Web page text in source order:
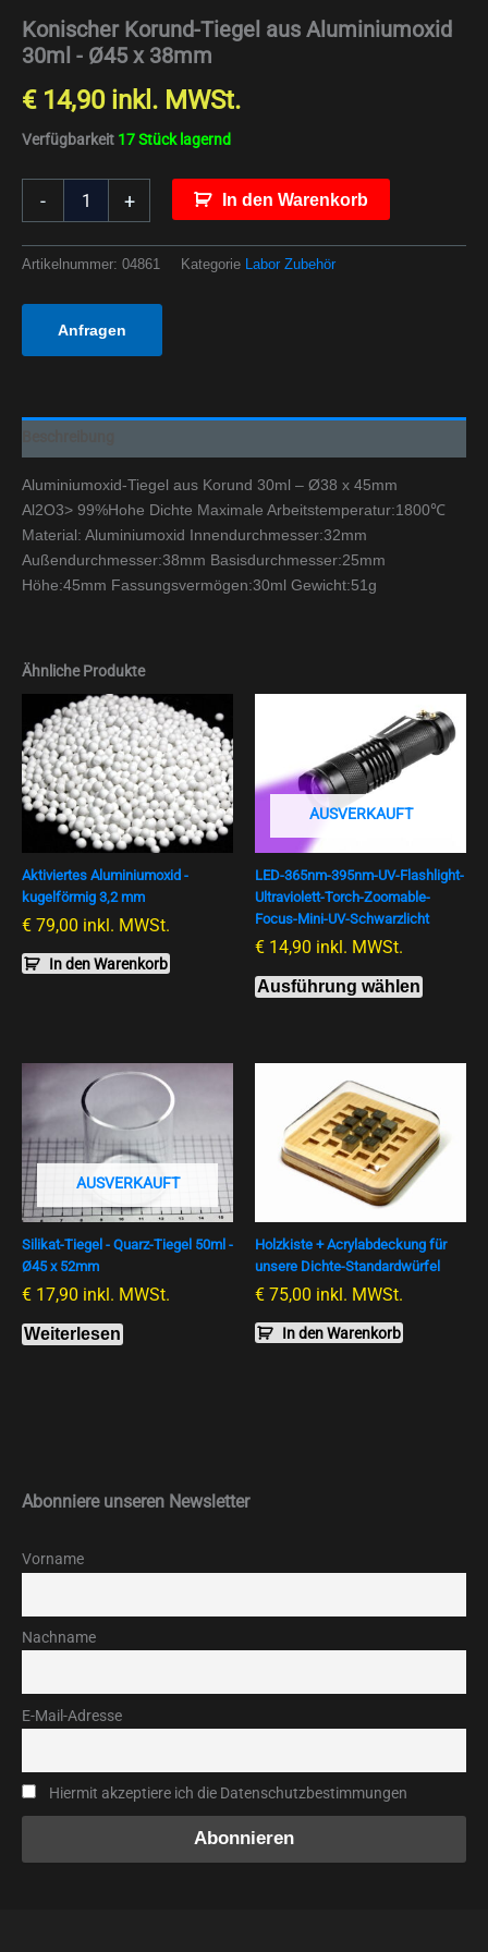
Konischer Korund-Tiegel aus Aluminiumoxid
30ml - Ø45 x 38mm
€14,90 inkl. MWSt.
Verfügbarkeit 17 Stück lagernd
- + In den Warenkorb
Artikelnummer: 04861 Kategorie Labor Zubehör
Anfragen
Aluminiumoxid-Tiegel aus Korund 30ml – Ø38 x 45mm
Al2O3> 99%Hohe Dichte Maximale Arbeitstemperatur:1800℃
Material: Aluminiumoxid Innendurchmesser:32mm
Außendurchmesser:38mm Basisdurchmesser:25mm
Höhe:45mm Fassungsvermögen:30ml Gewicht:51g
Ähnliche Produkte
Aktiviertes Aluminiumoxid -
kugelförmig 3,2 mm
€ 79,00 inkl. MWSt.
In den Warenkorb
AUSVERKAUFT
LED-365nm-395nm-UV-Flashlight-
Ultraviolett-Torch-Zoomable-
Focus-Mini-UV-Schwarzlicht
€ 14,90 inkl. MWSt.
Ausführung wählen
Dieses
Produkt
weist
Die
Optionen
können
AUSVERKAUFT
Silikat-Tiegel - Quarz-Tiegel 50ml -
Ø45 x 52mm
€ 17,90 inkl. MWSt.
Weiterlesen
Holzkiste + Acrylabdeckung für
unsere Dichte-Standardwürfel
€ 75,00 inkl. MWSt.
In den Warenkorb
Abonniere unseren Newsletter
Vorname
Nachname
E-Mail-Adresse
Hiermit akzeptiere ich die Datenschutzbestimmungen